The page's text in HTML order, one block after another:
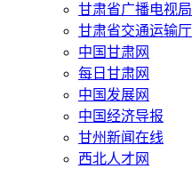
甘肃省广播电视局
甘肃省交通运输厅
中国甘肃网
每日甘肃网
中国发展网
中国经济导报
甘州新闻在线
西北人才网